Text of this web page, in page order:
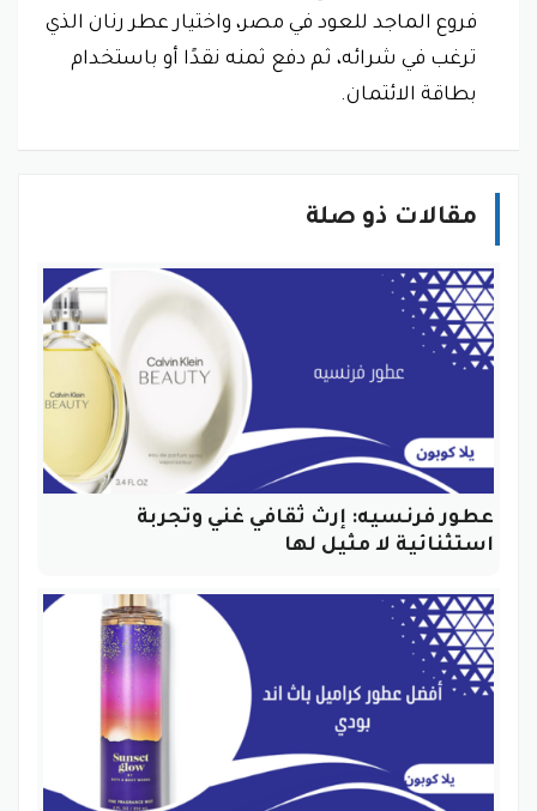
فروع الماجد للعود في مصر، واختيار عطر رنان الذي
ترغب في شرائه، ثم دفع ثمنه نقدًا أو باستخدام
بطاقة الائتمان.
مقالات ذو صلة
عطور فرنسيه: إرث ثقافي غني وتجربة
استثنائية لا مثيل لها